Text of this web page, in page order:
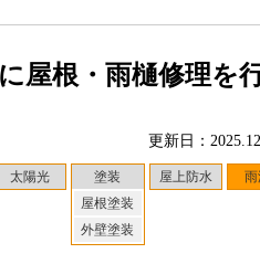
屋根・雨樋修理を
更新日：
太陽光
塗装
屋根塗装
外壁塗装
屋上防水 雨